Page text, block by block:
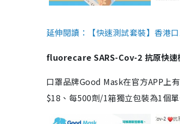
延伸閱讀：【快速測試套裝】香港
fluorecare SARS-Cov-2 抗原快速
口罩品牌Good Mask在官方APP上
$18、每500劑/1箱獨立包裝為1個